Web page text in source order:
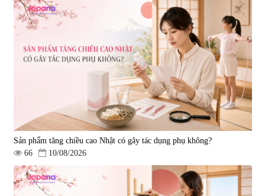
Sản phẩm tăng chiều cao Nhật có gây tác dụng phụ không?
66
10/08/2026